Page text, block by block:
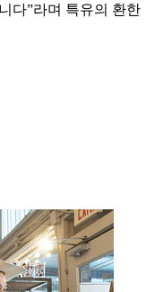
다”라며 특유의 환한